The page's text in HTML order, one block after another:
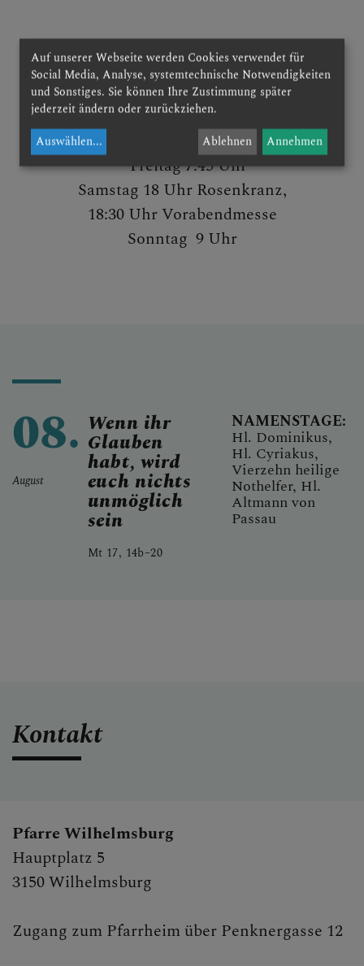
Montag & Freitag 8:30 bis 11 Uhr
Mittwoch 16-18:30 Uhr
Gottesdienste
Freitag 7:45 Uhr
Samstag 18 Uhr Rosenkranz,
18:30 Uhr Vorabendmesse
Sonntag 9 Uhr
08.
August
Wenn ihr
Glauben
habt, wird
euch nichts
unmöglich
sein
Mt 17, 14b–20
NAMENSTAGE:
Hl. Dominikus,
Hl. Cyriakus,
Vierzehn heilige
Nothelfer, Hl.
Altmann von
Passau
Kontakt
Pfarre Wilhelmsburg
Hauptplatz 5
3150 Wilhelmsburg
Zugang zum Pfarrheim über Penknergasse 12
Auf unserer Webseite werden Cookies verwendet für
Social Media, Analyse, systemtechnische Notwendigkeiten
und Sonstiges. Sie können Ihre Zustimmung später
jederzeit ändern oder zurückziehen.
Auswählen... Ablehnen Annehmen